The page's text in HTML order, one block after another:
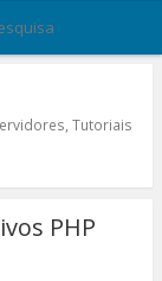
Tutoriais
PHP